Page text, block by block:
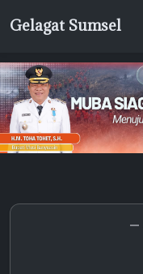
Gelagat Sumsel